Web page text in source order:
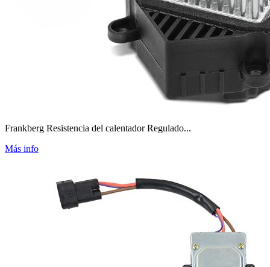
Frankberg Resistencia del calentador Regulado...
Más info